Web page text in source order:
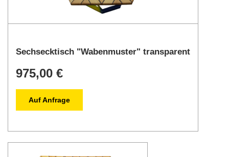
Sechsecktisch "Wabenmuster" transparent
975,00 €
Auf Anfrage